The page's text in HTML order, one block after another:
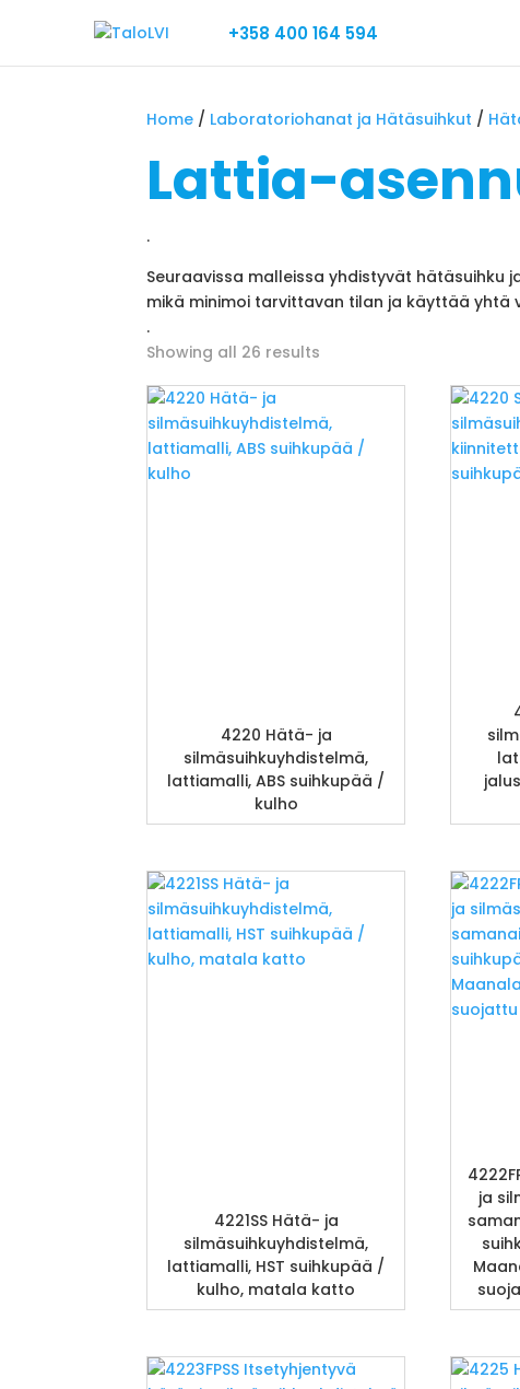
+358 400 164 594
Home / Laboratoriohanat ja Hätäsuihkut /
Lattia-
.
Seuraavissa malleissa yhdistyvät hätäsuihku
mikä minimoi tarvittavan tilan ja käyttää
.
Showing all 26 results
4220 Hätä- ja
silmäsuihkuyhdistelmä,
lattiamalli, ABS suihkupää /
kulho
4221SS Hätä- ja
silmäsuihkuyhdistelmä,
lattiamalli, HST suihkupää /
kulho, matala katto
ja